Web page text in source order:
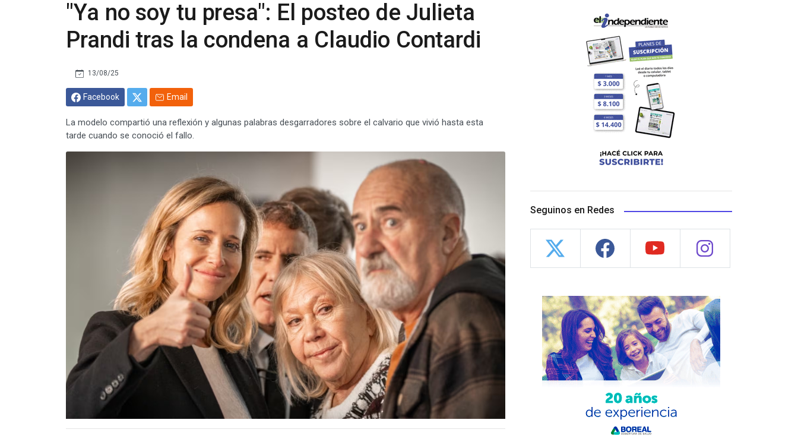
"Ya no soy tu presa": El posteo de Julieta
Prandi tras la condena a Claudio Contardi
13/08/25
Facebook Email
La modelo compartió una reflexión y algunas palabras desgarradores sobre el calvario que vivió hasta esta
tarde cuando se conoció el fallo.
Seguinos en Redes